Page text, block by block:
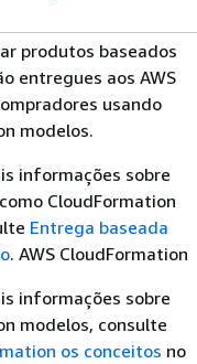
produtos baseados
entregues aos AWS
usando
modelos.
informações sobre
CloudFormation
Entrega baseada
. AWS CloudFormation
informações sobre
modelos, consulte
os conceitos no